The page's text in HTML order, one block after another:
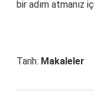
bir adım atmanız
Tarih: Makaleler